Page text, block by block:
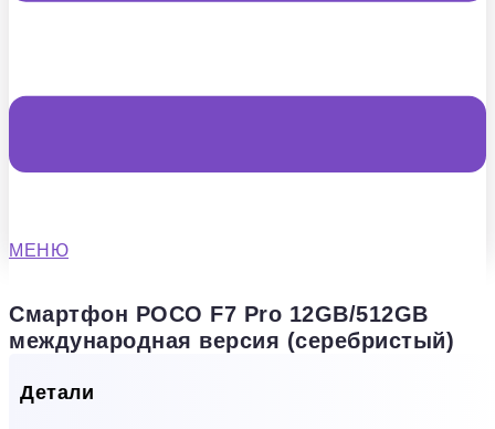
МЕНЮ
Смартфон POCO F7 Pro 12GB/512GB
международная версия (серебристый)
Детали